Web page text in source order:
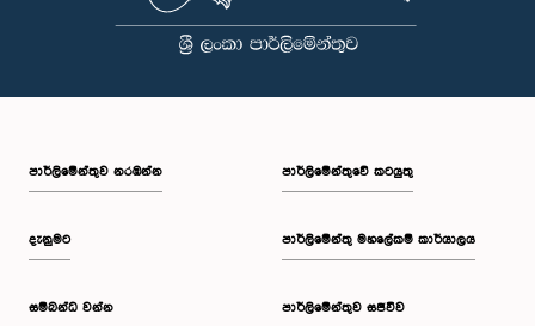
පාර්ලි‌මේන්තුව නරඹන්න
දැනුමට
සම්බන්ධ වන්න
පාර්ලිමේන්තුවේ කටයුතු
පාර්ලිමේන්තු මහලේකම් කාර්යාලය
පාර්ලිමේන්තුව සජීවීව